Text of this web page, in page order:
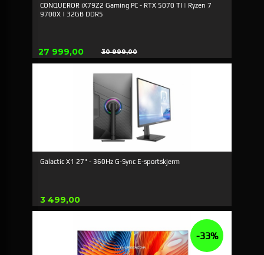
CONQUEROR iX79Z2 Gaming PC - RTX 5070 TI | Ryzen 7
9700X | 32GB DDR5
Tilbud
27 999,00 30 999,00
Rabatt
Galactic X1 27" - 360Hz G-Sync E-sportskjerm
Pris
3 499,00
-33%